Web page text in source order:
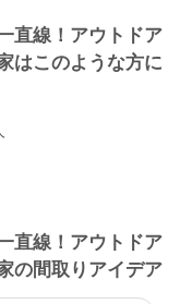
直線！アウトドア
はこのような方に
直線！アウトドア
の間取りアイデア